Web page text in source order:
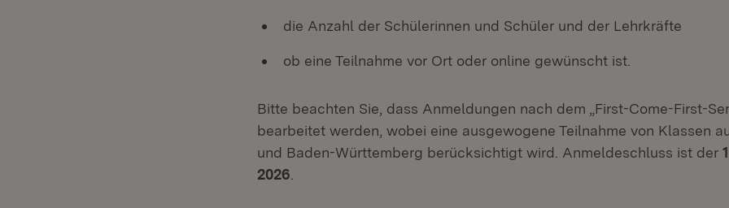
die Anzahl der Schülerinnen und Schüler und der Lehrkräfte
ob eine Teilnahme vor Ort oder online gewünscht ist.
Bitte beachten Sie, dass Anmeldungen nach dem „First-Come-First-
bearbeitet werden, wobei eine ausgewogene Teilnahme von Klassen
und Baden-Württemberg berücksichtigt wird. Anmeldeschluss ist der
2026